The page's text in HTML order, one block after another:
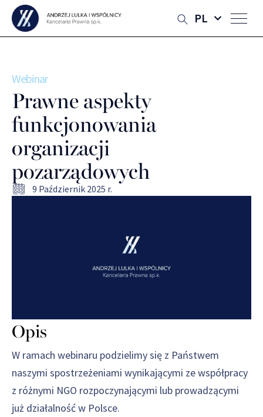
PL
Webinar
Prawne aspekty
funkcjonowania
organizacji
pozarządowych
9 Październik 2025 r.
Opis
W ramach webinaru podzielimy się z Państwem
naszymi spostrzeżeniami wynikającymi ze współpracy
z różnymi NGO rozpoczynającymi lub prowadzącymi
już działalność w Polsce.